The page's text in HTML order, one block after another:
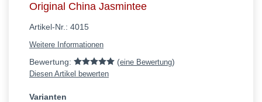
Original China Jasmintee
Artikel-Nr.: 4015
Weitere Informationen
Bewertung: (eine Bewertung)
Diesen Artikel bewerten
Varianten